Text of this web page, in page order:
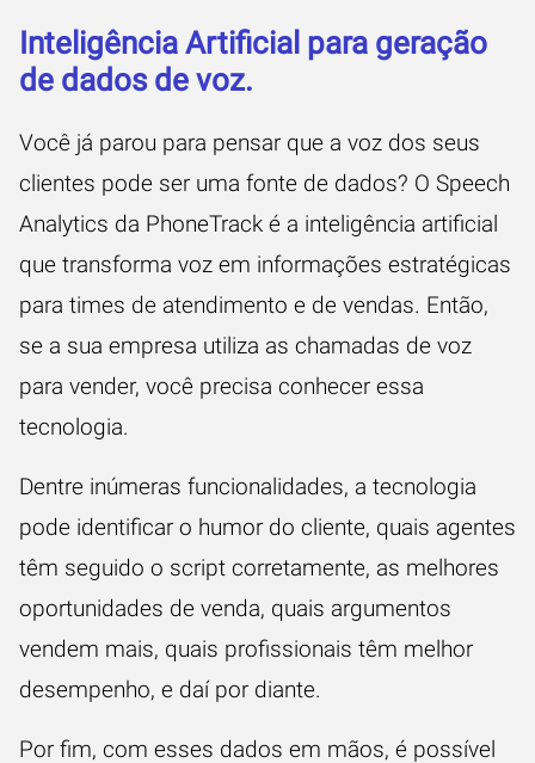
Inteligência Artificial para geração
de dados de voz.
Você já parou para pensar que a voz dos seus
clientes pode ser uma fonte de dados? O Speech
Analytics da PhoneTrack é a inteligência artificial
que transforma voz em informações estratégicas
para times de atendimento e de vendas. Então,
se a sua empresa utiliza as chamadas de voz
para vender, você precisa conhecer essa
tecnologia.
Dentre inúmeras funcionalidades, a tecnologia
pode identificar o humor do cliente, quais agentes
têm seguido o script corretamente, as melhores
oportunidades de venda, quais argumentos
vendem mais, quais profissionais têm melhor
desempenho, e daí por diante.
Por fim, com esses dados em mãos, é possível